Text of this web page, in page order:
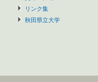
リンク集
秋田県立大学